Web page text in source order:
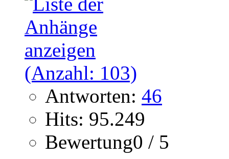
Antworten: 46
Hits: 95.249
Bewertung0 / 5